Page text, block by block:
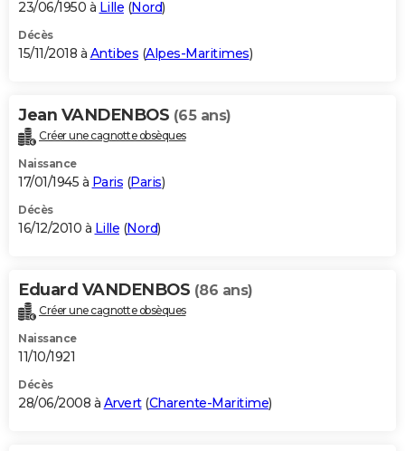
S'inscrire
Se connecter
Lycées
Collèges
Primaires
Universités
Entreprises
Service militaire
Avis de recherche
AVIS DE DÉCÈS
Bricolage
Lifestyle
Culture
Sport
Auto
Television
Voyage
Cinema
23/06/1950 à Lille (Nord)
Décès
15/11/2018 à Antibes (Alpes-Maritimes)
Jean VANDENBOS (65 ans)
Créer une cagnotte obsèques
Naissance
17/01/1945 à Paris (Paris)
Décès
16/12/2010 à Lille (Nord)
Eduard VANDENBOS (86 ans)
Créer une cagnotte obsèques
Naissance
11/10/1921
Décès
28/06/2008 à Arvert(Charente-Maritime)